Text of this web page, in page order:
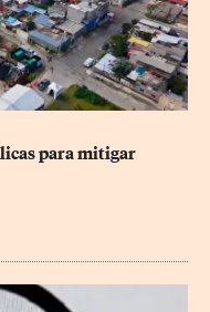
para mitigar